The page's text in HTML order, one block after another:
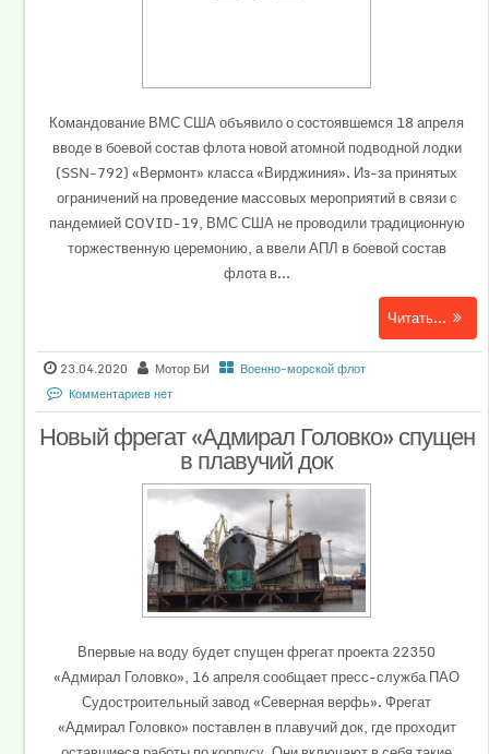
Командование ВМС США объявило о состоявшемся 18 апреля
вводе в боевой состав флота новой атомной подводной лодки
(SSN-792) «Вермонт» класса «Вирджиния». Из-за принятых
ограничений на проведение массовых мероприятий в связи с
пандемией COVID-19, ВМС США не проводили традиционную
торжественную церемонию, а ввели АПЛ в боевой состав
флота в...
Читать...
23.04.2020 Мотор БИ
Военно-морской флот
Комментариев нет
Новый фрегат «Адмирал Головко» спущен
в плавучий док
Впервые на воду будет спущен фрегат проекта 22350
«Адмирал Головко», 16 апреля сообщает пресс-служба ПАО
Судостроительный завод «Северная верфь». Фрегат
«Адмирал Головко» поставлен в плавучий док, где проходит